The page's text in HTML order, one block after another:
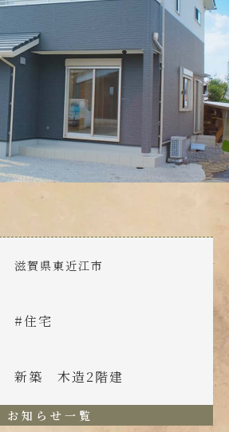
滋賀県東近江市
#住宅
新築 木造2階建
お知らせ一覧